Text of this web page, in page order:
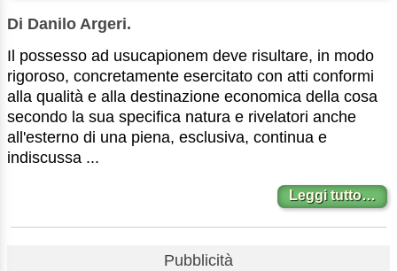
Di Danilo Argeri.
Il possesso ad usucapionem deve risultare, in modo
rigoroso, concretamente esercitato con atti conformi
alla qualità e alla destinazione economica della cosa
secondo la sua specifica natura e rivelatori anche
all'esterno di una piena, esclusiva, continua e
indiscussa ...
Leggi tutto…
Pubblicità